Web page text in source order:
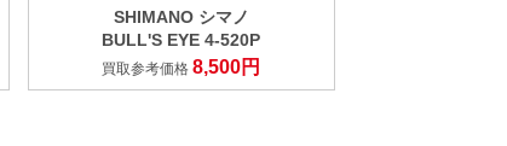
SHIMANO シマノ
BULL'S EYE 4-520P
買取参考価格8,500円